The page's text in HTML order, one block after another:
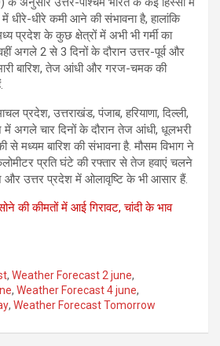
धीरे-धीरे कमी आने की संभावना है, हालांकि
प्रदेश के कुछ क्षेत्रों में अभी भी गर्मी का
अगले 2 से 3 दिनों के दौरान उत्तर-पूर्व और
भारी बारिश, तेज आंधी और गरज-चमक की
प्रदेश, उत्तराखंड, पंजाब, हरियाणा, दिल्ली,
अगले चार दिनों के दौरान तेज आंधी, धूलभरी
मध्यम बारिश की संभावना है. मौसम विभाग ने
प्रति घंटे की रफ्तार से तेज हवाएं चलने
और उत्तर प्रदेश में ओलावृष्टि के भी आसार हैं.
की कीमतों में आई गिरावट, चांदी के भाव
, Weather Forecast 2 june,
, Weather Forecast 4 june,
, Weather Forecast Tomorrow